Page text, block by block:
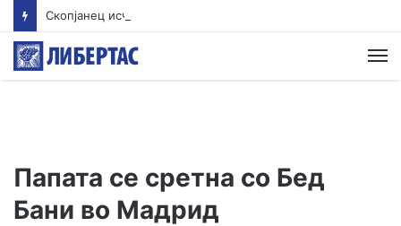
Папата се сретна со Бед
Бани во Мадрид